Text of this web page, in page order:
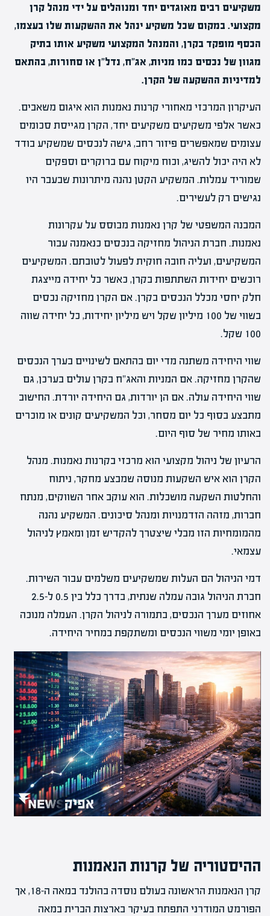
משקיעים רבים מאוגדים יחד ומנוהלים על ידי מנהל קרן
מקצועי. במקום שכל משקיע ינהל את ההשקעות שלו בעצמו,
הכסף מופקד בקרן, והמנהל המקצועי משקיע אותו בתיק
מגוון של נכסים כמו מניות, אג"ח, נדל"ן או סחורות, בהתאם
למדיניות ההשקעה של הקרן.
העיקרון המרכזי מאחורי קרנות נאמנות הוא איגום משאבים.
כאשר אלפי משקיעים משקיעים יחד, הקרן מגייסת סכומים
עצומים שמאפשרים פיזור רחב, גישה לנכסים שמשקיע בודד
לא היה יכול להשיג, וכוח מיקוח עם ברוקרים וספקים
שמוריד עמלות. המשקיע הקטן נהנה מיתרונות שבעבר היו
נגישים רק לעשירים.
המבנה המשפטי של קרן נאמנות מבוסס על עקרונות
נאמנות. חברת הניהול מחזיקה בנכסים כנאמנה עבור
המשקיעים, ועליה חובה חוקית לפעול לטובתם. המשקיעים
רוכשים יחידות השתתפות בקרן, כאשר כל יחידה מייצגת
חלק יחסי מכלל הנכסים בקרן. אם הקרן מחזיקה נכסים
בשווי של 100 מיליון שקל ויש מיליון יחידות, כל יחידה שווה
100 שקל.
שווי היחידה משתנה מדי יום בהתאם לשינויים בערך הנכסים
שהקרן מחזיקה. אם המניות והאג"ח בקרן עולים בערכן, גם
שווי היחידה עולה. אם הן יורדות, גם היחידה יורדת. החישוב
מתבצע בסוף כל יום מסחר, וכל המשקיעים קונים או מוכרים
באותו מחיר של סוף היום.
הרעיון של ניהול מקצועי הוא מרכזי בקרנות נאמנות. מנהל
הקרן הוא איש השקעות מנוסה שמבצע מחקר, ניתוח
והחלטות השקעה מושכלות. הוא עוקב אחר השווקים, מנתח
חברות, מזהה הזדמנויות ומנהל סיכונים. המשקיע נהנה
מהמומחיות הזו מבלי שיצטרך להקדיש זמן ומאמץ לניהול
עצמאי.
דמי הניהול הם העלות שמשקיעים משלמים עבור השירות.
חברת הניהול גובה עמלה שנתית, בדרך כלל בין 0.5 ל-2.5
אחוזים מערך הנכסים, בתמורה לניהול הקרן. העמלה מנוכה
באופן יומי משווי הנכסים ומשתקפת במחיר היחידה.
ההיסטוריה של קרנות הנאמנות
קרן הנאמנות הראשונה בעולם נוסדה בהולנד במאה ה-18, אך
הפורמט המודרני התפתח בעיקר בארצות הברית במאה